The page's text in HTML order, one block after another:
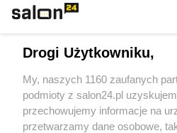
Sport
Społeczeństwo
Drogi Użytkowniku,
My, naszych 1160 zaufanych
podmioty z salon24.pl
przechowujemy informacje na
przetwarzamy dane osobowe,